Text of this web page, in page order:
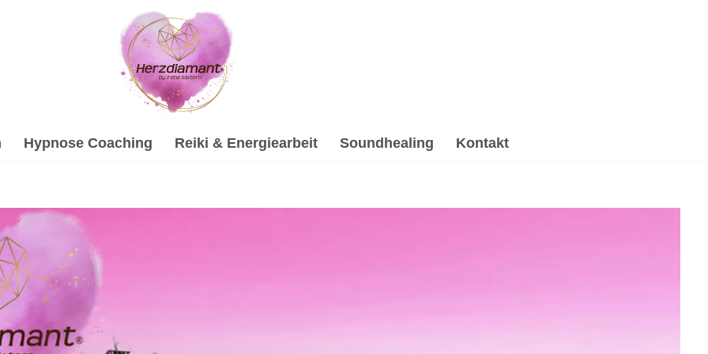
Hypnose Coaching Reiki & Energiearbeit Soundhealing Kontakt
↗️💓️Herzdiamant.net als auch ✓Gesprächstherapie, Soundhealing & Reiki, Hypnose, Psychotherapie
✓Psychologische Beratung, ✓Soundhealing & Reiki und ✓Psychotherapie Alternative für Kulmbach: ➡️ 💓️
Wir bringen Ihre Projekte voran ✉.